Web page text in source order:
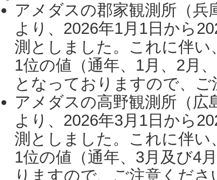
アメダスの郡家観測所（
より、2026年1月1日から
測としました。これに伴い
1位の値（通年、1月、2月
となっておりますので、
アメダスの高野観測所（
より、2026年3月1日から
測としました。これに伴い
1位の値（通年、3月及び4
りますので、ご注意くだ